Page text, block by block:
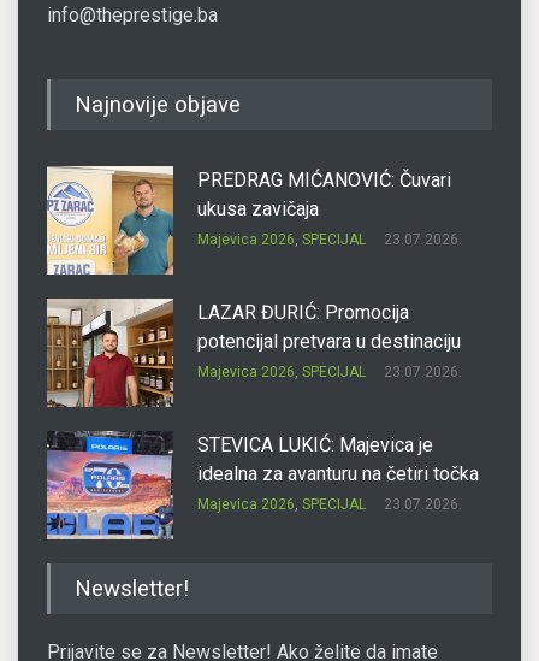
info@theprestige.ba
Najnovije objave
PREDRAG MIĆANOVIĆ: Čuvari
ukusa zavičaja
Majevica 2026, SPECIJAL 23.07.2026.
LAZAR ĐURIĆ: Promocija
potencijal pretvara u destinaciju
Majevica 2026, SPECIJAL 23.07.2026.
STEVICA LUKIĆ: Majevica je
idealna za avanturu na četiri točka
Majevica 2026, SPECIJAL 23.07.2026.
Newsletter!
Prijavite se za Newsletter! Ako želite da imate